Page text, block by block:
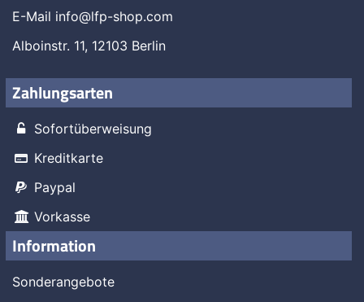
E-Mail info@lfp-shop.com
Alboinstr. 11, 12103 Berlin
Zahlungsarten
Sofortüberweisung
Kreditkarte
Paypal
Vorkasse
Information
Sonderangebote